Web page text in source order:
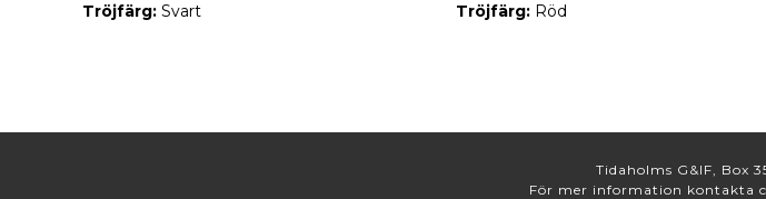
Tröjfärg: Svart Tröjfärg: Röd
Tidaholms G&IF, Box
För mer information kontakta